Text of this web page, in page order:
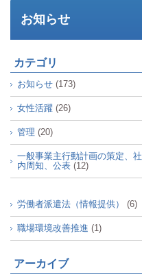
お知らせ
カテゴリ
お知らせ (173)
女性活躍 (26)
管理 (20)
一般事業主行動計画の策定、社
内周知、公表 (12)
労働者派遣法（情報提供） (6)
職場環境改善推進 (1)
アーカイブ